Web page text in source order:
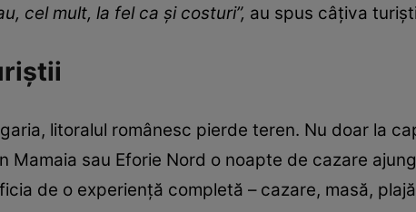
cel mult, la fel ca și costuri”, au spus câțiva
litoralul românesc pierde teren. Nu doar la
Mamaia sau Eforie Nord o noapte de cazare
de o experiență completă – cazare, masă,